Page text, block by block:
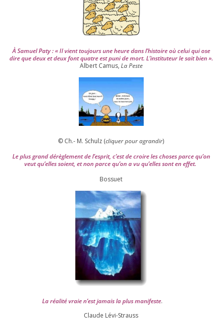
À Samuel Paty : « Il vient tou­jours une heure dans l’his­toire où celui qui ose
dire que deux et deux font quatre est puni de mort. L’instituteur le sait bien ».
Albert Camus, La Peste
© Ch.- M. Schulz (cli­quer pour agran­dir)
Le plus grand dérè­gle­ment de l’es­prit, c’est de croire les choses parce qu’on
veut qu’elles soient, et non parce qu’on a vu qu’elles sont en effet.
Bossuet
La réa­lité vraie n’est jamais la plus mani­feste.
Claude Lévi-Strauss